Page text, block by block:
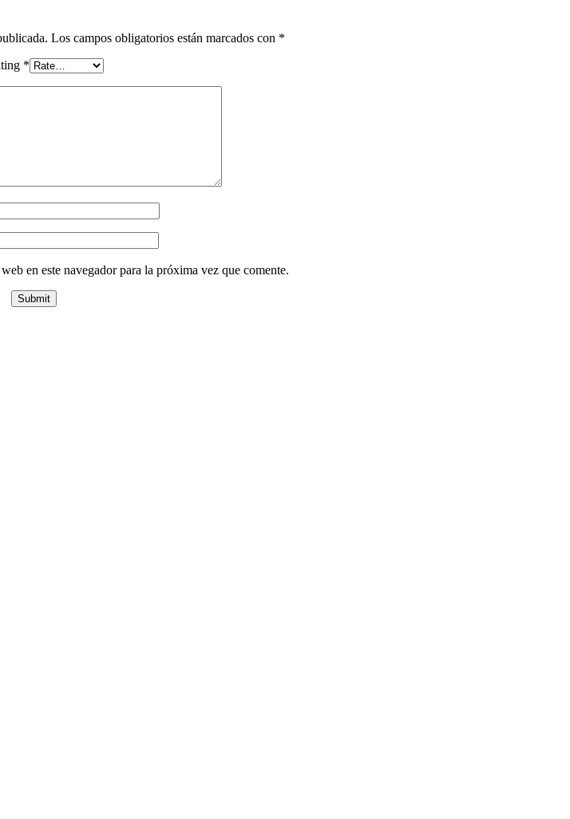
Los campos obligatorios están marcados con *
*
en este navegador para la próxima vez que comente.